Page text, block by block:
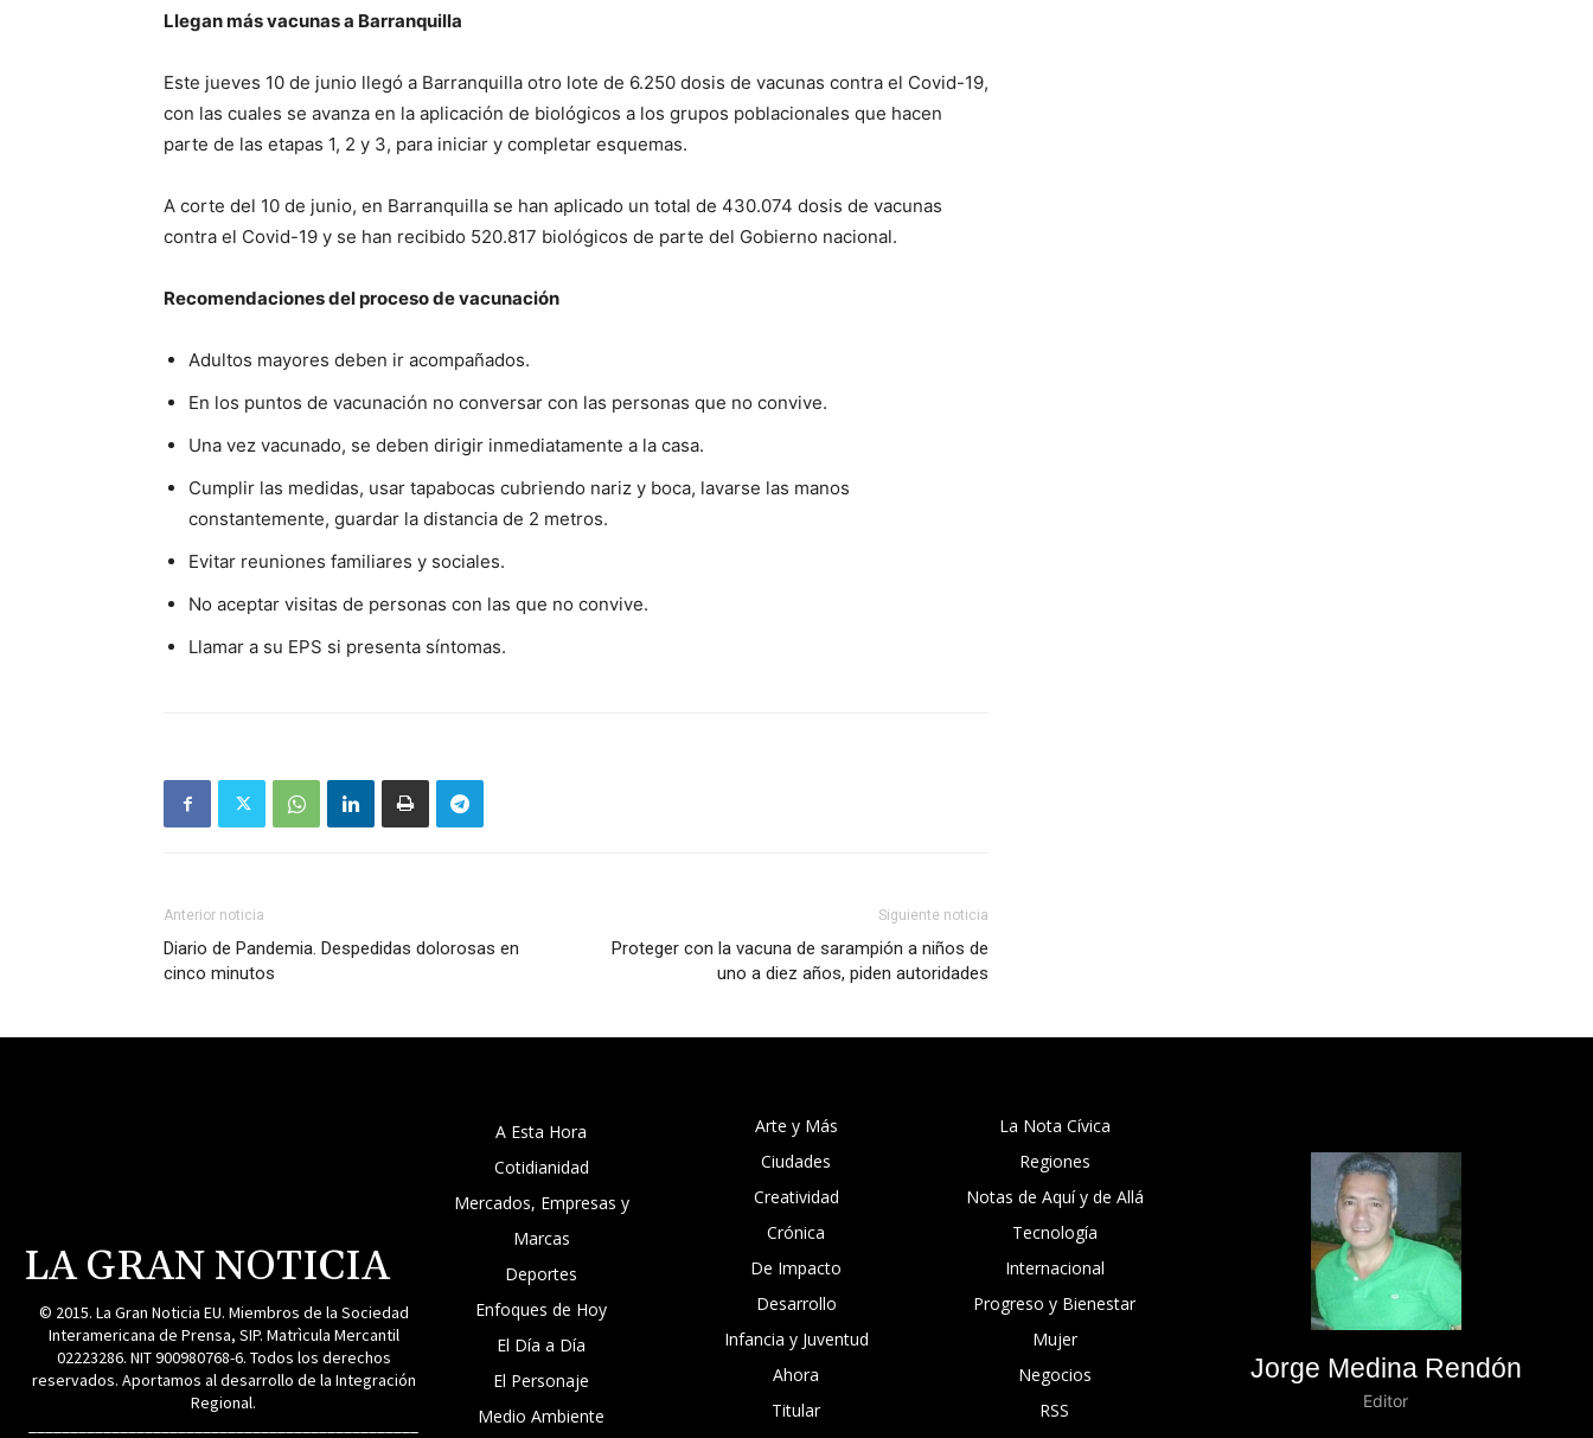
Llegan más vacunas a Barranquilla
Este jueves 10 de junio llegó a Barranquilla otro lote de 6.250 dosis de vacunas contra el Covid-19,
con las cuales se avanza en la aplicación de biológicos a los grupos poblacionales que hacen
parte de las etapas 1, 2 y 3, para iniciar y completar esquemas.
A corte del 10 de junio, en Barranquilla se han aplicado un total de 430.074 dosis de vacunas
contra el Covid-19 y se han recibido 520.817 biológicos de parte del Gobierno nacional.
Recomendaciones del proceso de vacunación
Adultos mayores deben ir acompañados.
En los puntos de vacunación no conversar con las personas que no convive.
Una vez vacunado, se deben dirigir inmediatamente a la casa.
Cumplir las medidas, usar tapabocas cubriendo nariz y boca, lavarse las manos
constantemente, guardar la distancia de 2 metros.
Evitar reuniones familiares y sociales.
No aceptar visitas de personas con las que no convive.
Llamar a su EPS si presenta síntomas.
Anterior noticia
Diario de Pandemia. Despedidas dolorosas en
cinco minutos
Siguiente noticia
Proteger con la vacuna de sarampión a niños de
uno a diez años, piden autoridades
LA GRAN NOTICIA
© 2015. La Gran Noticia EU. Miembros de la Sociedad
Interamericana de Prensa, SIP. Matrìcula Mercantil
02223286. NIT 900980768-6. Todos los derechos
reservados. Aportamos al desarrollo de la Integración
Regional.
A Esta Hora
Cotidianidad
Mercados, Empresas y
Marcas
Deportes
Enfoques de Hoy
El Día a Día
El Personaje
Medio Ambiente
Arte y Más
Ciudades
Creatividad
Crónica
De Impacto
Desarrollo
Infancia y Juventud
Ahora
Titular
La Nota Cívica
Regiones
Notas de Aquí y de Allá
Tecnología
Internacional
Progreso y Bienestar
Mujer
Negocios
RSS
Jorge Medina Rendón
Editor